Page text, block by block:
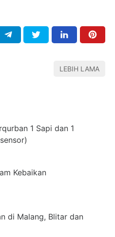
LEBIH LAMA
1 Sapi dan 1
Kebaikan
di Malang, Blitar dan